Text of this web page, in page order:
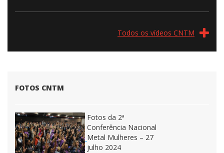
Todos os vídeos CNTM
FOTOS CNTM
Fotos da 2ª
Conferência Nacional
Metal Mulheres – 27
julho 2024